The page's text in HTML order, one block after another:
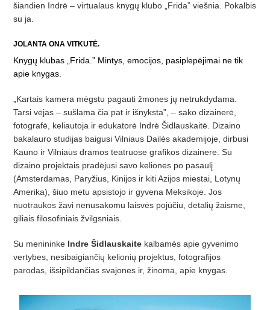
šiandien Indrė – virtualaus knygų klubo „Frida” viešnia. Pokalbis
su ja.
JOLANTA ONA VITKUTĖ.
Knygų klubas „Frida.” Mintys, emocijos, pasiplepėjimai ne tik
apie knygas.
Kartais kamera mėgstu pagauti žmones jų netrukdydama.
Tarsi vėjas– sušlama čia pat ir išnyksta” ,– sakodizainerė,
fotografė, keliautoja ir edukatorė Indrė Šidlauskaitė. Dizaino
bakalauro studijas baigusi Vilniaus Dailės akademijoje, dirbusi
Kauno ir Vilniaus dramos teatruose grafikos dizainere. Su
dizaino projektais pradėjusi savo keliones po pasaulį
(Amsterdamas, Paryžius, Kinijos ir kiti Azijos miestai, Lotynų
Amerika), šiuo metu apsistojo ir gyvena Meksikoje. Jos
nuotraukos žavi nenusakomu laisvės pojūčiu, detalių žaisme,
giliais filosofiniais žvilgsniais.
Su menininke Indre Šidlauskaite kalbamės apie gyvenimo
vertybes, nesibaigiančių kelionių projektus, fotografijos
parodas, išsipildančias svajones ir, žinoma, apie knygas.